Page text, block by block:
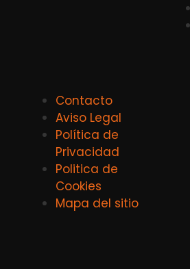
Contacto
Aviso Legal
Política de
Privacidad
Politica de
Cookies
Mapa del sitio